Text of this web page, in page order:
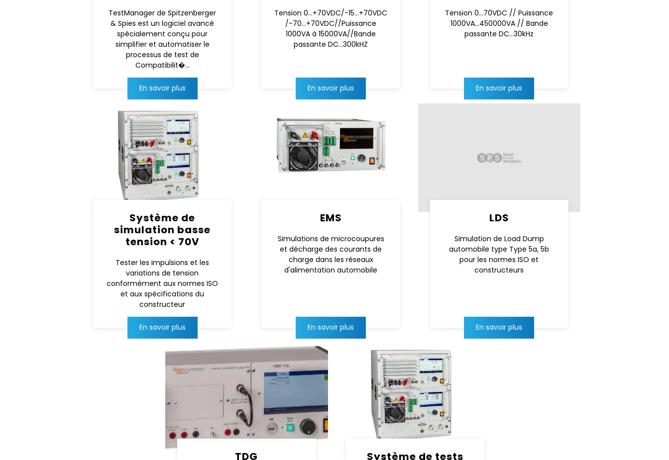
TestManager de Spitzenberger
& Spies est un logiciel avancé
spécialement conçu pour
simplifier et automatiser le
processus de test de
Compatibilit�...
En savoir plus
Tension 0...+70VDC/-15...+70VDC
/-70...+70VDC//Puissance
1000VA à 15000VA//Bande
passante DC...300kHZ
En savoir plus
Tension 0...70VDC // Puissance
1000VA...450000VA // Bande
passante DC...30kHz
En savoir plus
Système de
simulation basse
tension < 70V
Tester les impulsions et les
variations de tension
conformément aux normes ISO
et aux spécifications du
constructeur
En savoir plus
EMS
Simulations de microcoupures
et décharge des courants de
charge dans les réseaux
d'alimentation automobile
En savoir plus
LDS
Simulation de Load Dump
automobile type Type 5a, 5b
pour les normes ISO et
constructeurs
En savoir plus
TDG Système de tests